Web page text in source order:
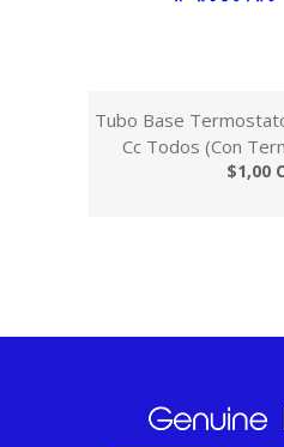
Tubo Base
Cc Todos (Con
$1,00